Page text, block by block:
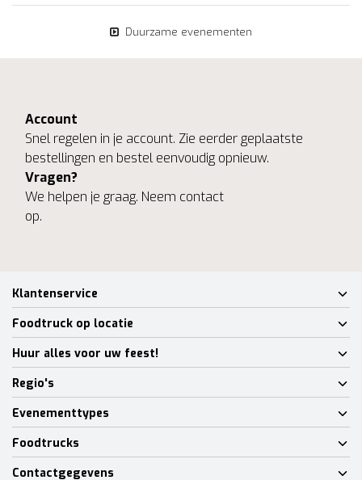
Duurzame evenementen
Account
Snel regelen in je account. Zie eerder geplaatste
bestellingen en bestel eenvoudig opnieuw.
Vragen?
We helpen je graag. Neem contact
op.
Klantenservice
Foodtruck op locatie
Huur alles voor uw feest!
Regio's
Evenementtypes
Foodtrucks
Contactgegevens